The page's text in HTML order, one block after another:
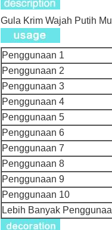
Gula Krim Wajah Putih
Penggunaan 1
Penggunaan 2
Penggunaan 3
Penggunaan 4
Penggunaan 5
Penggunaan 6
Penggunaan 7
Penggunaan 8
Penggunaan 9
Penggunaan 10
Lebih Banyak